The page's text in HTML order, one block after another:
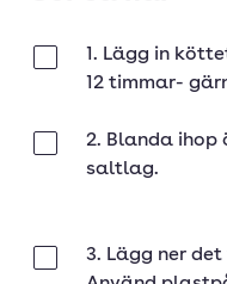
1. Lägg in
12 timmar-
2. Blanda ihop
saltlag.
3. Lägg ner